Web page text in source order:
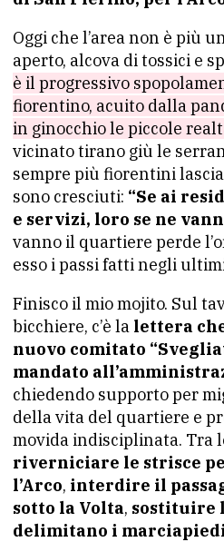
Oggi che l’area non è più
aperto, alcova di tossici e
è il progressivo
fiorentino, acuito dalla
in ginocchio le piccole
vicinato tirano giù le
sempre più fiorentini
sono cresciuti: “Se ai
e servizi, loro se ne
vanno il quartiere perde
esso i passi fatti negli
Finisco il mio mojito. Sul
bicchiere, c’è la lettera
nuovo comitato
mandato
chiedendo supporto per
della vita del quartiere e
movida indisciplinata. Tra
riverniciare le strisce
l’Arco, interdire il
sotto la Volta, sostituire
delimitano i